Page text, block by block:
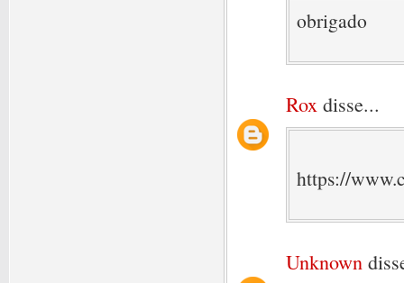
obrigado
Rox disse...
https://
Unknown